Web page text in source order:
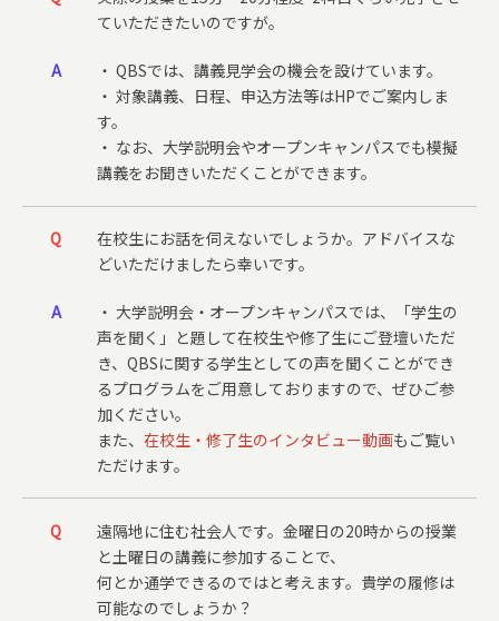
ていただきたいのですが。
A
・ QBSでは、講義見学会の機会を設けています。
・ 対象講義、日程、申込方法等はHPでご案内しま
す。
・ なお、大学説明会やオープンキャンパスでも模擬
講義をお聞きいただくことができます。
Q
在校生にお話を伺えないでしょうか。アドバイスな
どいただけましたら幸いです。
A
・ 大学説明会‧オープンキャンパスでは、「学生の
声を聞く」と題して在校生や修了生にご登壇いただ
き、QBSに関する学生としての声を聞くことができ
るプログラムをご用意しておりますので、ぜひご参
加ください。
また、 在校生・修了生のインタビュー動画もご覧い
ただけます。
Q
遠隔地に住む社会人です。金曜日の20時からの授業
と土曜日の講義に参加することで、
何とか通学できるのではと考えます。貴学の履修は
可能なのでしょうか？